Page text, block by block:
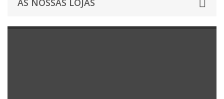
AS NOSSAS LOJAS